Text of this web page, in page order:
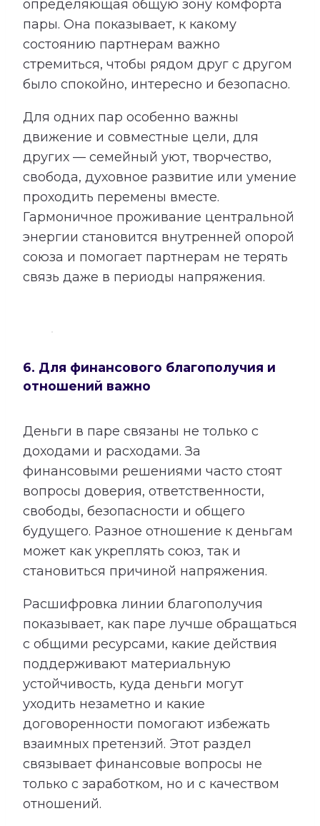
определяющая общую зону комфорта
пары. Она показывает, к какому
состоянию партнерам важно
стремиться, чтобы рядом друг с другом
было спокойно, интересно и безопасно.
Для одних пар особенно важны
движение и совместные цели, для
других — семейный уют, творчество,
свобода, духовное развитие или умение
проходить перемены вместе.
Гармоничное проживание центральной
энергии становится внутренней опорой
союза и помогает партнерам не терять
связь даже в периоды напряжения.
6. Для финансового благополучия и
отношений важно
Деньги в паре связаны не только с
доходами и расходами. За
финансовыми решениями часто стоят
вопросы доверия, ответственности,
свободы, безопасности и общего
будущего. Разное отношение к деньгам
может как укреплять союз, так и
становиться причиной напряжения.
Расшифровка линии благополучия
показывает, как паре лучше обращаться
с общими ресурсами, какие действия
поддерживают материальную
устойчивость, куда деньги могут
уходить незаметно и какие
договоренности помогают избежать
взаимных претензий. Этот раздел
связывает финансовые вопросы не
только с заработком, но и с качеством
отношений.